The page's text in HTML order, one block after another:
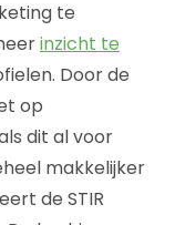
te
inzicht te
Door de
op
dit al voor
makkelijker
de STIR